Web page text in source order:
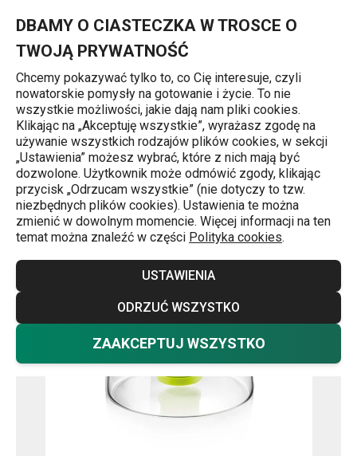
DBAMY O CIASTECZKA W TROSCE O
TWOJĄ PRYWATNOŚĆ
Chcemy pokazywać tylko to, co Cię interesuje, czyli
nowatorskie pomysły na gotowanie i życie. To nie
wszystkie możliwości, jakie dają nam pliki cookies.
Klikając na „Akceptuję wszystkie”, wyrażasz zgodę na
używanie wszystkich rodzajów plików cookies, w sekcji
„Ustawienia” możesz wybrać, które z nich mają być
dozwolone. Użytkownik może odmówić zgody, klikając
przycisk „Odrzucam wszystkie” (nie dotyczy to tzw.
niezbędnych plików cookies). Ustawienia te można
zmienić w dowolnym momencie. Więcej informacji na ten
temat można znaleźć w części Polityka cookies.
USTAWIENIA
ODRZUĆ WSZYSTKO
ZAAKCEPTUJ WSZYSTKO
Strona główna
Dzbanek MONTE CARLO 1,5 l,
z sitkiem do zaparzania, zielony